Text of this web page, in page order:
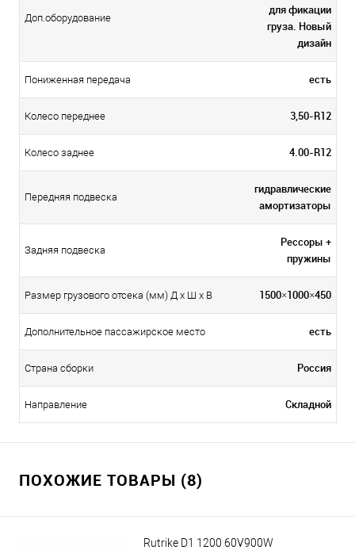
Доп.оборудование
для фикации
груза. Новый
дизайн
Пониженная передача есть
Колесо переднее 3,50-R12
Колесо заднее 4.00-R12
Передняя подвеска
гидравлические
амортизаторы
Задняя подвеска
Рессоры +
пружины
Размер грузового отсека (мм) Д x Ш x В 1500×1000×450
Дополнительное пассажирское место есть
Страна сборки Россия
Направление Складной
ПОХОЖИЕ ТОВАРЫ (8)
Rutrike D1 1200 60V900W